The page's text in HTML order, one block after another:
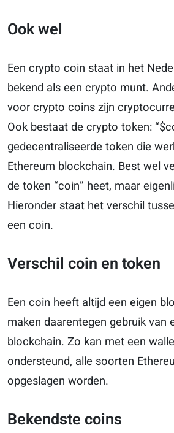
Ook wel
Een crypto coin staat in het
bekend als een crypto munt.
voor crypto coins zijn
Ook bestaat de crypto token:
gedecentraliseerde token die
Ethereum blockchain. Best wel
de token “coin” heet, maar
Hieronder staat het verschil
een coin.
Verschil coin en token
Een coin heeft altijd een eigen
maken daarentegen gebruik van
blockchain. Zo kan met een
ondersteund, alle soorten
opgeslagen worden.
Bekendste coins